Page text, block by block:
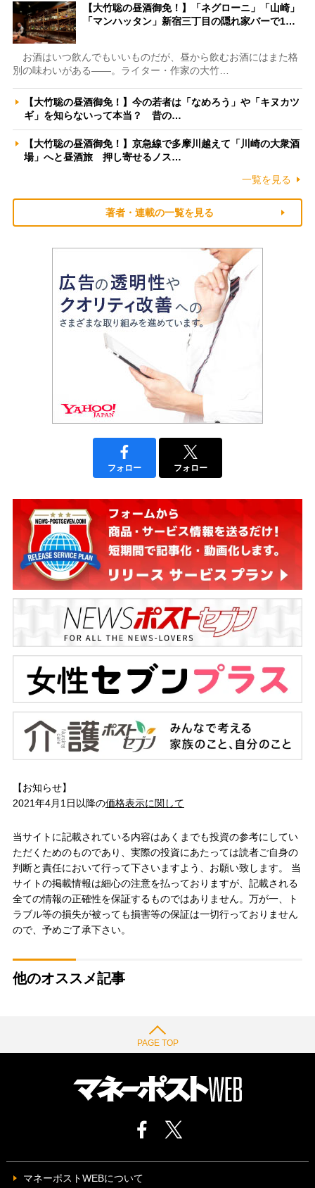
【大竹聡の昼酒御免！】「ネグローニ」「山崎」
「マンハッタン」新宿三丁目の隠れ家バーで1…
お酒はいつ飲んでもいいものだが、昼から飲むお酒にはまた格
別の味わいがある――。ライター・作家の大竹…
【大竹聡の昼酒御免！】今の若者は「なめろう」や「キヌカツ
ギ」を知らないって本当？ 昔の…
【大竹聡の昼酒御免！】京急線で多摩川越えて「川崎の大衆酒
場」へと昼酒旅 押し寄せるノス…
一覧を見る
著者・連載の一覧を見る
フォロー フォロー
【お知らせ】
2021年4月1日以降の価格表示に関して
当サイトに記載されている内容はあくまでも投資の参考にしてい
ただくためのものであり、実際の投資にあたっては読者ご自身の
判断と責任において行って下さいますよう、お願い致します。 当
サイトの掲載情報は細心の注意を払っておりますが、記載される
全ての情報の正確性を保証するものではありません。万が一、ト
ラブル等の損失が被っても損害等の保証は一切行っておりません
ので、予めご了承下さい。
他のオススメ記事
PAGE TOP
マネーポストWEBについて